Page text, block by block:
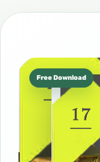
Free Download